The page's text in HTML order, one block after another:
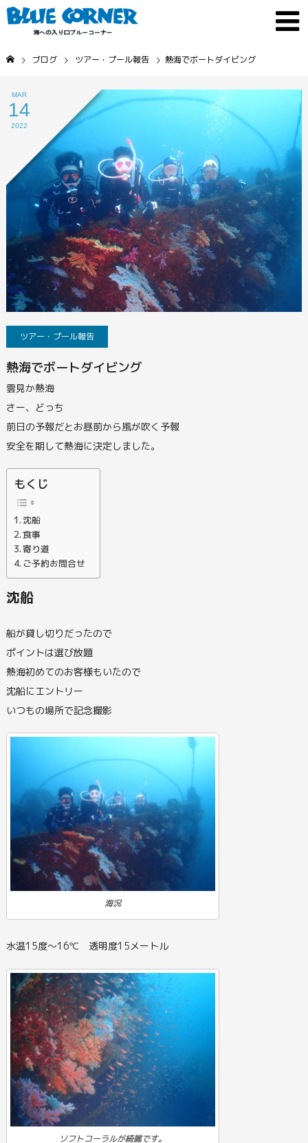
ブログ ツアー・プール報告 熱海でボートダイビング
MAR
14
2022
ツアー・プール報告
熱海でボートダイビング
雲見か熱海
さー、どっち
前日の予報だとお昼前から風が吹く予報
安全を期して熱海に決定しました。
もくじ
沈船
食事
寄り道
ご予約お問合せ
沈船
船が貸し切りだったので
ポイントは選び放題
熱海初めてのお客様もいたので
沈船にエントリー
いつもの場所で記念撮影
海況
水温15度～16℃ 透明度15メートル
ソフトコーラルが綺麗です。